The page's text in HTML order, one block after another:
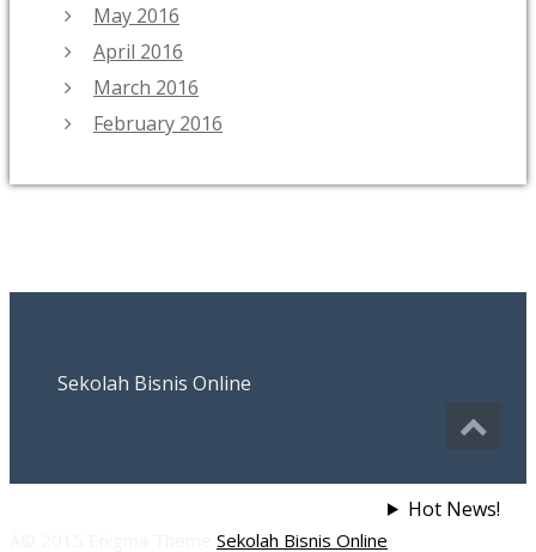
May 2016
April 2016
March 2016
February 2016
Sekolah Bisnis Online
Sekolah Bisnis Online
Hot News!